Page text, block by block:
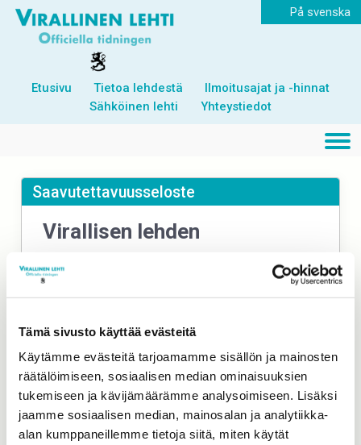
Tämä sivusto käyttää evästeitä
Käytämme evästeitä tarjoamamme sisällön ja mainosten
räätälöimiseen, sosiaalisen median ominaisuuksien
tukemiseen ja kävijämäärämme analysoimiseen. Lisäksi
jaamme sosiaalisen median, mainosalan ja analytiikka-
alan kumppaneillemme tietoja siitä, miten käytät
På svenska
Etusivu Tietoa lehdestä
Ilmoitusajat ja -hinnat
Sähköinen lehti
Yhteystiedot
Saavutettavuusseloste
Virallisen lehden
saavutettavuusseloste
Tämä saavutettavuusseloste koskee palvelua
Olemme arvioineet palvelun saavutettavuuden itse.
Digipalvelun
saavutettavuuden tila
Ei täytä kriittisiä saavutettavuusvaatimuksia.